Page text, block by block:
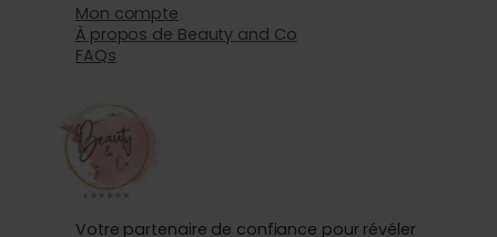
Mon compte
À propos de Beauty and Co
FAQs
Votre partenaire de confiance pour révéler